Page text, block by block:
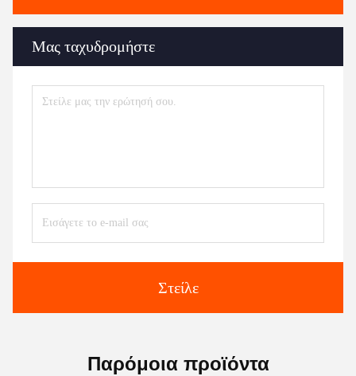
Μας ταχυδρομήστε
Στείλε
Παρόμοια προϊόντα